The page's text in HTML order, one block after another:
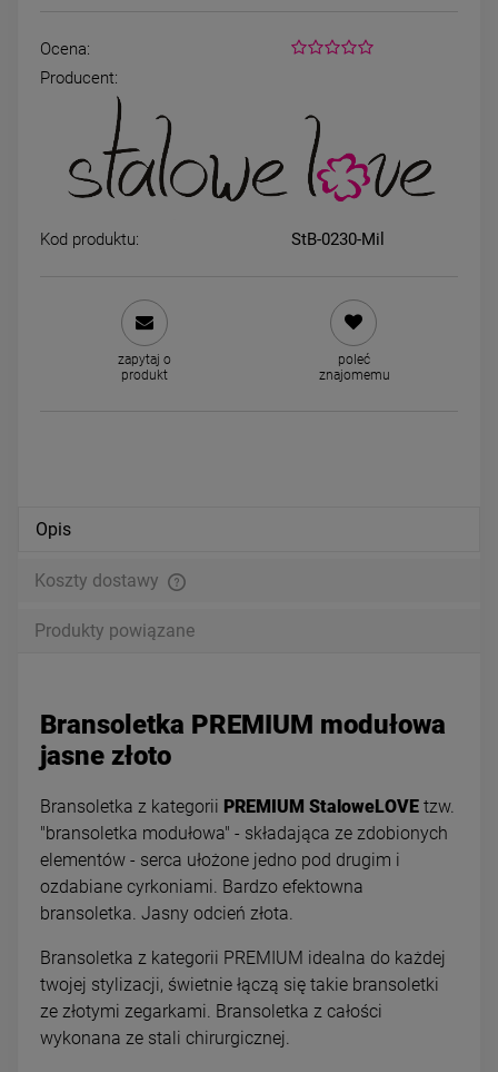
Bransoletka STAL
39,00 zł
powiadom o dostępności
Bransoletka STAL
CHIRURGICZNA
49,00 zł
DO KOSZYKA
Ocena:
Producent:
Kod produktu: StB-0230-Mil
zapytaj o
produkt
poleć
znajomemu
Opis
Koszty dostawy
Produkty powiązane
Bransoletka PREMIUM modułowa
jasne złoto
Bransoletka z kategorii PREMIUM StaloweLOVE tzw.
"bransoletka modułowa" - składająca ze zdobionych
elementów - serca ułożone jedno pod drugim i
ozdabiane cyrkoniami. Bardzo efektowna
bransoletka. Jasny odcień złota.
Bransoletka z kategorii PREMIUM idealna do każdej
twojej stylizacji, świetnie łączą się takie bransoletki
ze złotymi zegarkami. Bransoletka z całości
wykonana ze stali chirurgicznej.